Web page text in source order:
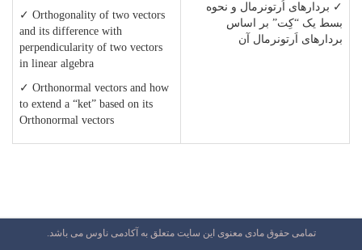
✓ بردارهای اُرتونرمال و نحوه
بسط یک “کِت” بر اساس
بردارهای اَرتونرمال آن
✓ Orthogonality of two vectors
and its difference with
perpendicularity of two vectors
in linear algebra
✓ Orthonormal vectors and how
to extend a “ket” based on its
Orthonormal vectors
تمامی حقوق مادی معنوی این سایت متعلق به آکادمی ناوس می باشد.